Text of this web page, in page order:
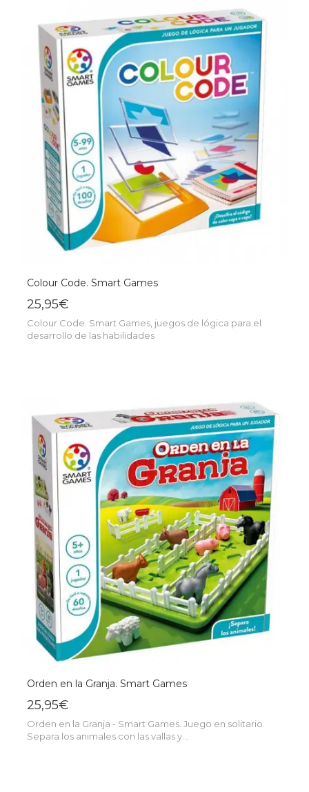
Colour Code. Smart Games
25,95€
Colour Code. Smart Games, juegos de lógica para el
desarrollo de las habilidades
Orden en la Granja. Smart Games
25,95€
Orden en la Granja - Smart Games. Juego en solitario.
Separa los animales con las vallas y...